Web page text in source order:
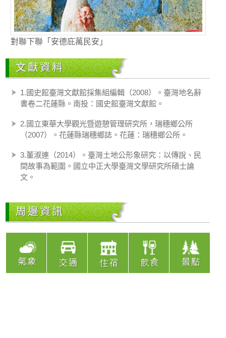
對聯下聯「安德庇萬民安」
文獻資料
1.國史館臺灣文獻館採集組編輯（2008）。臺灣地名辭
書卷二花蓮縣。南投：國史館臺灣文獻館。
2.國立東華大學觀光暨遊憩管理研究所，瑞穗鄉公所
（2007）。花蓮縣瑞穗鄉誌。花蓮：瑞穗鄉公所。
3.董淑連（2014）。臺灣土地公形象研究：以傳說、民
間故事為範圍。國立中正大學臺灣文學研究所碩士論
文。
周邊資訊